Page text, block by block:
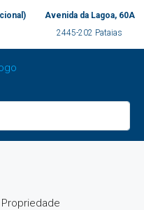
Avenida da Lagoa, 60A
2445-202 Pataias
Propriedade